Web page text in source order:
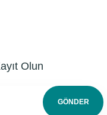
Olun
GÖNDER